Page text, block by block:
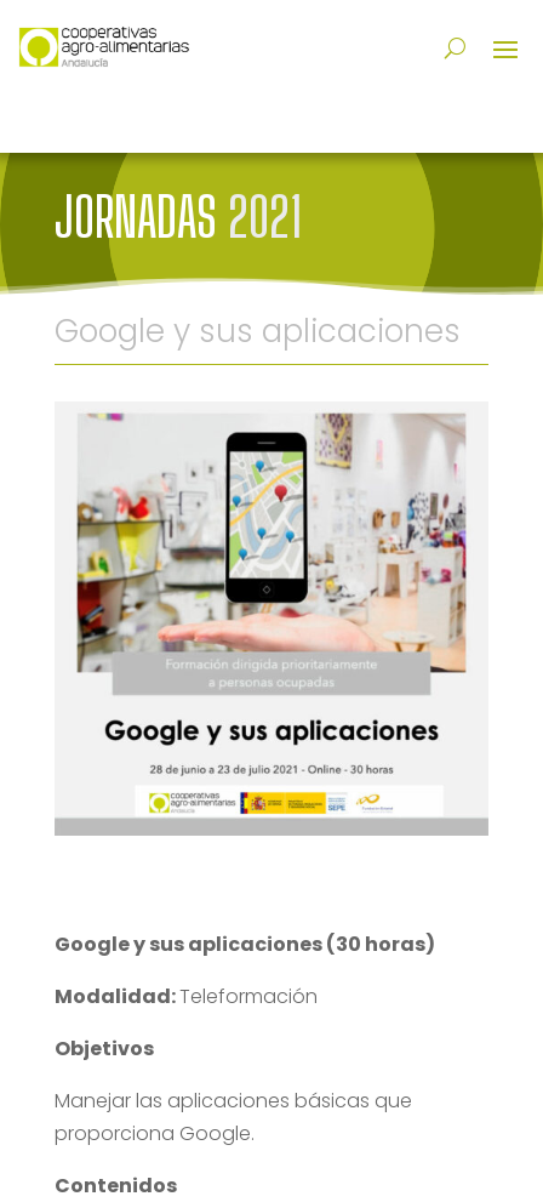
JORNADAS 2021
Google y sus aplicaciones
Google y sus aplicaciones (30 horas)
Modalidad:Teleformación
Objetivos
Manejar las aplicaciones básicas que
proporciona Google.
Contenidos